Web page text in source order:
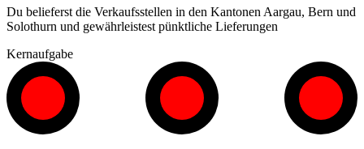
Du belieferst die Verkaufsstellen in den Kantonen Aargau, Bern und
Solothurn und gewährleistest pünktliche Lieferungen
Kernaufgabe